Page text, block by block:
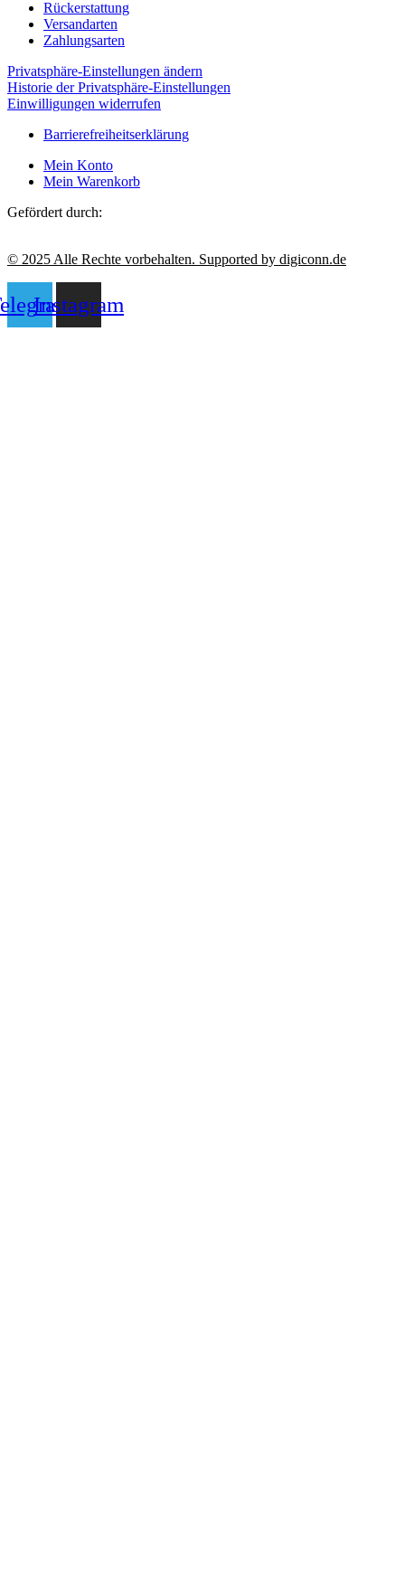
Rückerstattung
Versandarten
Zahlungsarten
Privatsphäre-Einstellungen ändern
Historie der Privatsphäre-Einstellungen
Einwilligungen widerrufen
Barrierefreiheitserklärung
Mein Konto
Mein Warenkorb
Gefördert durch:
© 2025 Alle Rechte vorbehalten. Supported by digiconn.de
Instagram